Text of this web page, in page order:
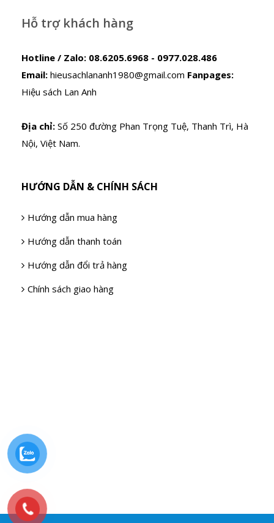
Hỗ trợ khách hàng
Hotline / Zalo: 08.6205.6968 - 0977.028.486
Email: hieusachlananh1980@gmail.com Fanpages:
Hiệu sách Lan Anh
Địa chỉ: Số 250 đường Phan Trọng Tuệ, Thanh Trì, Hà
Nội, Việt Nam.
HƯỚNG DẪN & CHÍNH SÁCH
Hướng dẫn mua hàng
Hướng dẫn thanh toán
Hướng dẫn đổi trả hàng
Chính sách giao hàng